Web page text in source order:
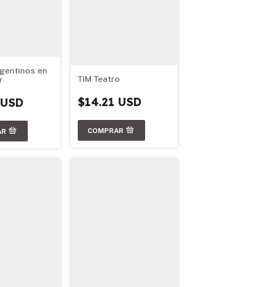
en
TIM Teatro
$14.21 USD